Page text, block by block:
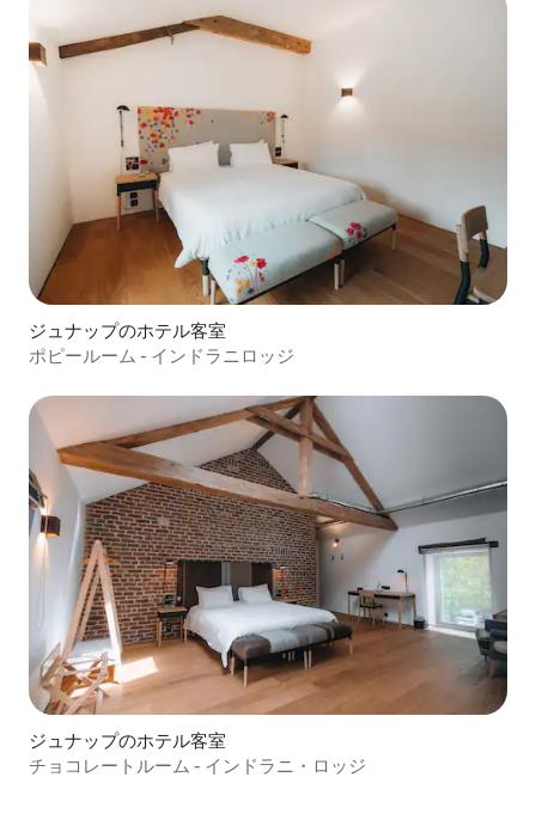
ジュナップのホテル客室
ポピールーム - インドラニロッジ
ジュナップのホテル客室
チョコレートルーム - インドラニ・ロッジ